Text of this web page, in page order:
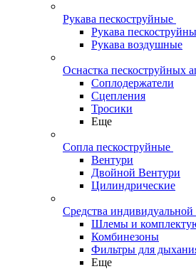
Рукава пескоструйные
Рукава
Рукава воздушные
Оснастка пескоструйных
Соплодержатели
Сцепления
Тросики
Еще
Сопла пескоструйные
Вентури
Двойной Вентури
Цилиндрические
Средства
Шлемы и
Комбинезоны
Фильтры для
Еще